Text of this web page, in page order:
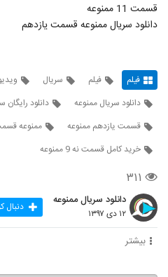
قسمت 11 ممنوعه
دانلود سریال ممنوعه قسمت یازدهم
فیلم فیلم سریال
دانلود سریال ممنوعه
دانلود رایگان
قسمت یازدهم ممنوعه
ممنوعه قسمت
خرید کامل قسمت نه 9 ممنوعه
۳۱۱
دانلود سریال ممنوعه
۱۲ دی ۱۳۹۷ دنبال
بیشتر